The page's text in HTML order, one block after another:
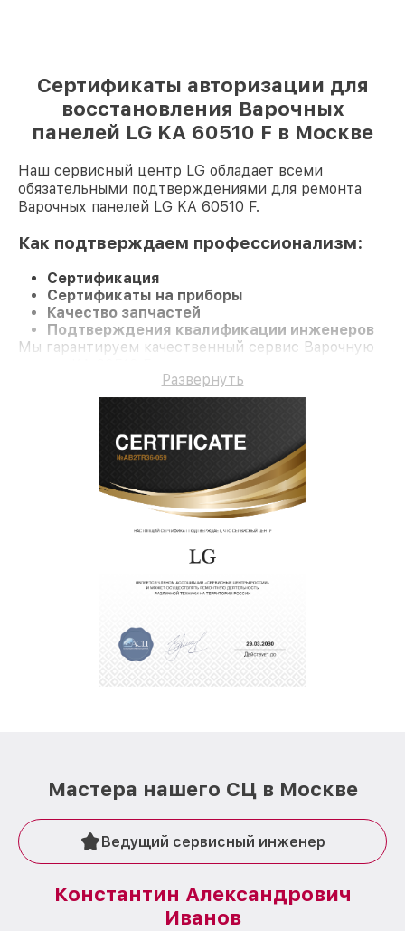
Сертификаты авторизации для
восстановления Варочных
панелей LG KA 60510 F в Москве
Наш сервисный центр LG обладает всеми
обязательными подтверждениями для ремонта
Варочных панелей LG KA 60510 F.
Как подтверждаем профессионализм:
Сертификация
Сертификаты на приборы
Качество запчастей
Подтверждения квалификации инженеров
Мы гарантируем качественный сервис Варочную
Развернуть
Мастера нашего СЦ в Москве
Ведущий сервисный инженер
Константин Александрович
Иванов